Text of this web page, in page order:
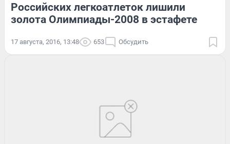
Российских легкоатлеток лишили
золота Олимпиады-2008 в эстафете
17 августа, 2016, 13:48 653 Обсудить